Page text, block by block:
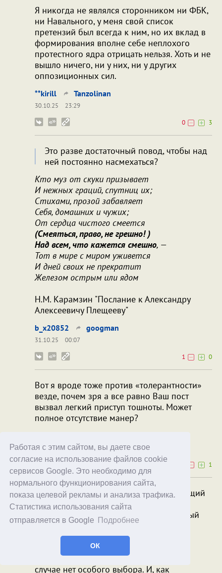
Работая с этим сайтом, вы даете свое
согласие на использование файлов cookie
сервисов Google. Это необходимо для
нормального функционирования сайта,
показа целевой рекламы и анализа трафика.
Статистика использования сайта
отправляется в Google
Подробнее
ОК
Я никогда не являлся сторонником ни ФБК,
ни Навального, у меня свой список
претензий был всегда к ним, но их вклад в
формирования вполне себе неплохого
протестного ядра отрицать нельзя. Хоть и не
вышло ничего, ни у них, ни у других
оппозиционных сил.
**kirill Tanzolinan
30.10.25
23:29
0
3
Это разве достаточный повод, чтобы над
ней постоянно насмехаться?
Кто муз от скуки призывает
И нежных граций, спутниц их;
Стихами, прозой забавляет
Себя, домашних и чужих;
От сердца чистого смеется
(Смеяться, право, не грешно! )
Над всем, что кажется смешно, —
Тот в мире с миром уживется
И дней своих не прекратит
Железом острым или ядом
Н.М. Карамзин "Послание к Александру
Алексеевичу Плещееву"
b_x20852 googman
31.10.25
00:07
1
0
Вот я вроде тоже против «толерантности»
везде, почем зря а все равно Ваш пост
вызвал легкий приступ тошноты. Может
полное отсутствие манер?
31.10.25
06:10
1
Оппонент - это любой объект действующий
или говорящий в ключе вас не
устраивающем, так устроен современный
мир позволяющий высказаться или
прокомментрировать всё, что угодно.
Пример не в кассу. У хирурга в вашем
случае нет особого выбора. И, как